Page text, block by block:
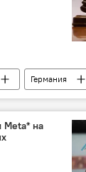
Германия
на